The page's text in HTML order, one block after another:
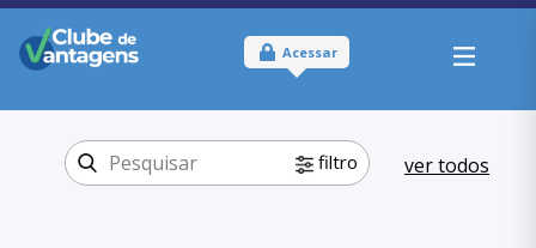
Acessar
filtro ver todos